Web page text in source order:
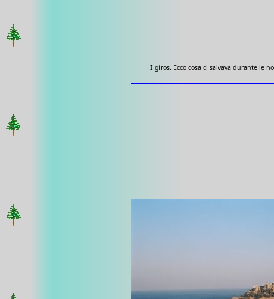
I giros. Ecco cosa ci salvava durante le